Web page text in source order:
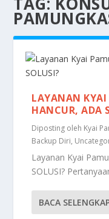
LAYANAN
HANCUR, ADA
Diposting oleh Kyai
Backup Diri,
Layanan Kyai
SOLUSI?
BACA